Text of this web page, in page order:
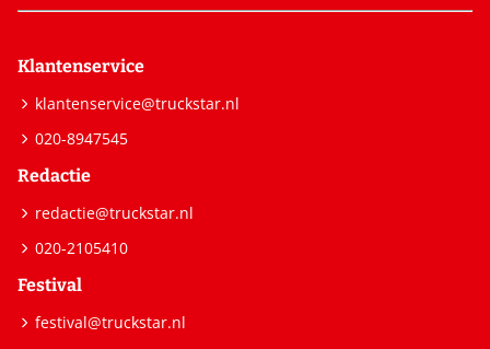
Klantenservice
klantenservice@truckstar.nl
020-8947545
Redactie
redactie@truckstar.nl
020-2105410
Festival
festival@truckstar.nl